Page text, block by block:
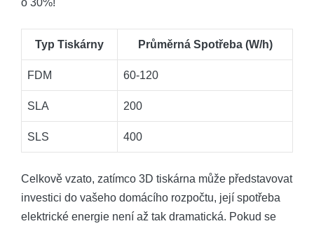
⁣o 30%!
Typ​ Tiskárny Průměrná Spotřeba ⁢(W/h)
FDM 60-120
SLA 200
SLS 400
Celkově⁤ vzato, zatímco 3D tiskárna může představovat
investici do vašeho domácího rozpočtu, její spotřeba
elektrické energie není až tak dramatická. ⁢Pokud se